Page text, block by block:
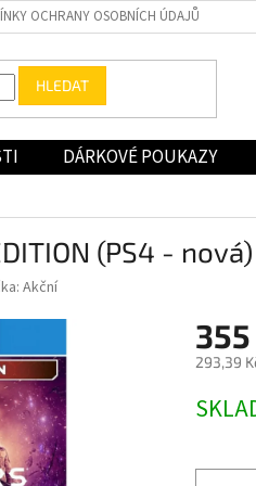
OCHRANY OSOBNÍCH ÚDAJŮ
HLEDAT
DÁRKOVÉ POUKAZY
(PS4 - nová)
Akční
355
293,39
cena: